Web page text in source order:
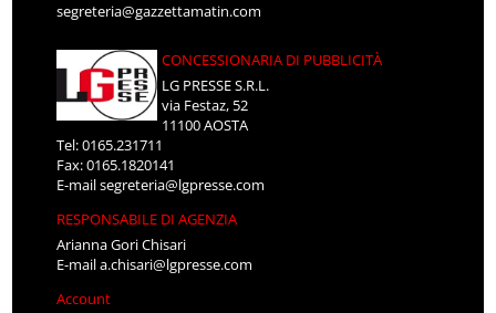
segreteria@gazzettamatin.com
CONCESSIONARIA DI PUBBLICITÀ
LG PRESSE S.R.L.
via Festaz, 52
11100 AOSTA
Tel: 0165.231711
Fax: 0165.1820141
E-mailsegreteria@lgpresse.com
RESPONSABILE DI AGENZIA
Arianna Gori Chisari
E-maila.chisari@lgpresse.com
Account